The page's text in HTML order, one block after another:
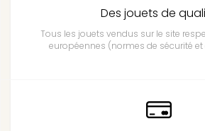
Des jouets de
Tous les jouets vendus sur le site
européennes (normes de sécurité et